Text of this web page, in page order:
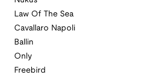
Law Of The Sea
Cavallaro Napoli
Ballin
Only
Freebird